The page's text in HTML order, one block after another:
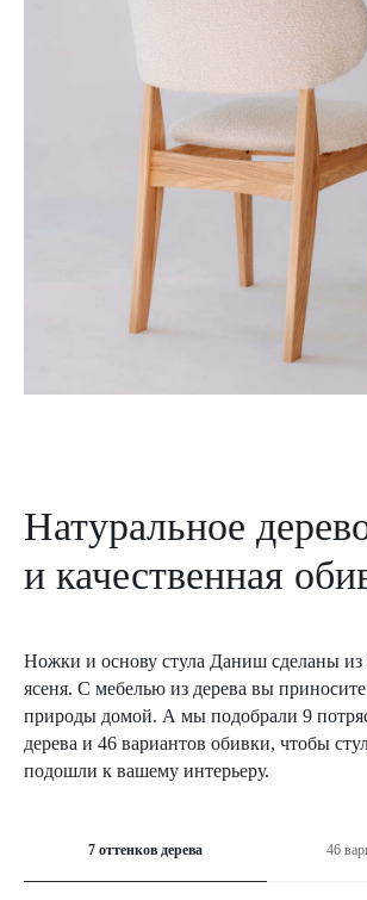
Натуральное
и качественная
Ножки и основу стула Даниш сделаны из
ясеня. С мебелью из дерева вы
природы домой. А мы подобрали 9
дерева и 46 вариантов обивки, чтобы
подошли к вашему интерьеру.
7 оттенков дерева 46